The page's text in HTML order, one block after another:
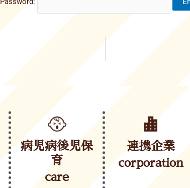
病児病後児保
育
care
連携企業
corporation